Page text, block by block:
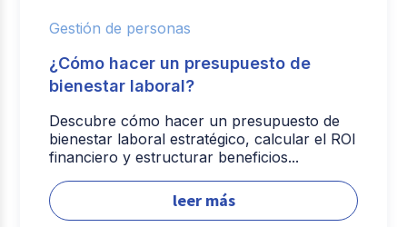
Gestión de personas
¿Cómo hacer un presupuesto de
bienestar laboral?
Descubre cómo hacer un presupuesto de
bienestar laboral estratégico, calcular el ROI
financiero y estructurar beneficios...
leer más